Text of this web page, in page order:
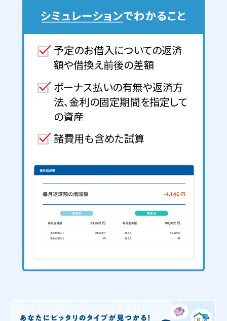
予定のお借入についての返済
額や借換え前後の差額
ボーナス払いの有無や返済方
法、金利の固定期間を指定して
の資産
諸費用も含めた試算